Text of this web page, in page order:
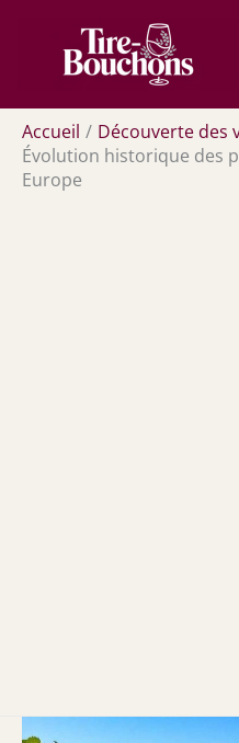
contenu
Accueil
Découverte des
Évolution historique des
Europe